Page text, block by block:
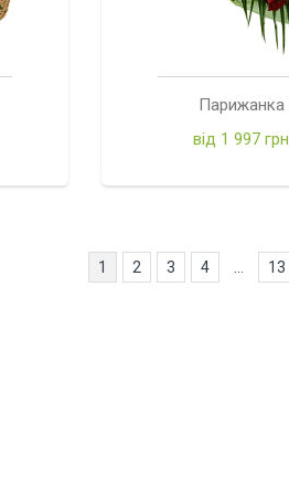
Парижанка
від 1 997 грн
1 2 3 4 13